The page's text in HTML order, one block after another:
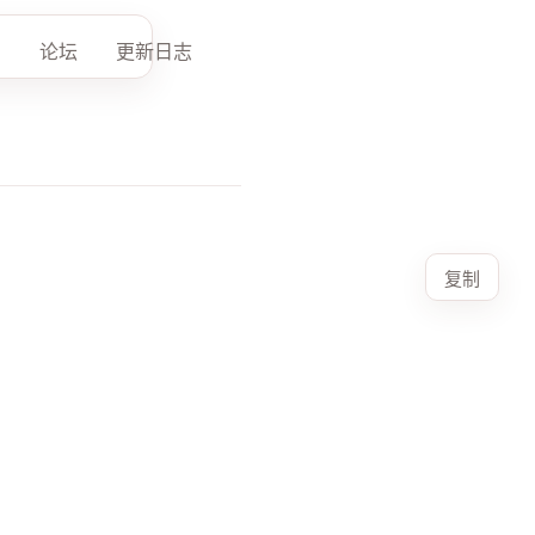
论坛 更新日志
复制